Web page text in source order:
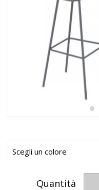
Quantità